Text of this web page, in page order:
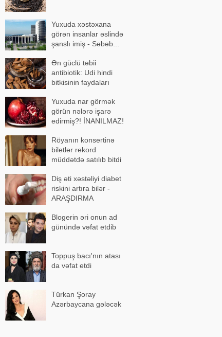
Yuxuda xəstəxana
görən insanlar əslində
şanslı imiş - Səbəb...
Ən güclü təbii
antibiotik: Udi hindi
bitkisinin faydaları
Yuxuda nar görmək
görün nələrə işarə
edirmiş?! İNANILMAZ!
Röyanın konsertinə
biletlər rekord
müddətdə satılıb bitdi
Diş əti xəstəliyi diabet
riskini artıra bilər -
ARAŞDIRMA
Blogerin əri onun ad
günündə vəfat etdib
Toppuş bacı'nın atası
da vəfat etdi
Türkan Şoray
Azərbaycana gələcək